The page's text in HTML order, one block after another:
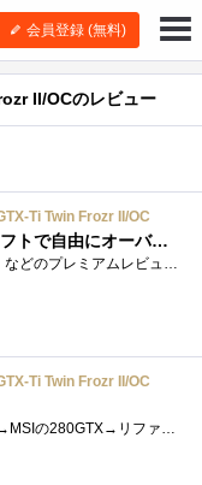
会員登録 (無料)
II/OCのレビュー
Ti Twin Frozr II/OC
悩みに悩んだ 添付ソフトで自由にオーバークロックできる Windows 8、Windows 10でも問題なし
メーカサイト仕様詳細 などのプレミアムレビュー用に選び購入した。 グラフィックスボード商品が多すぎて、選ぶのに苦労した。最高ク�...
Ti Twin Frozr II/OC